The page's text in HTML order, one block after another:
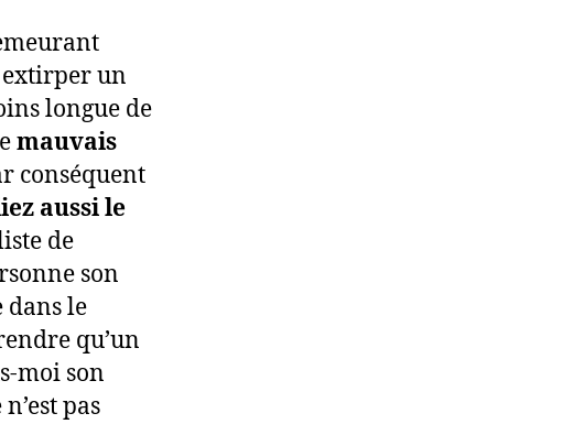
un
longue de
mauvais
conséquent
aussi le
de
son
dans le
qu’un
moi son
pas